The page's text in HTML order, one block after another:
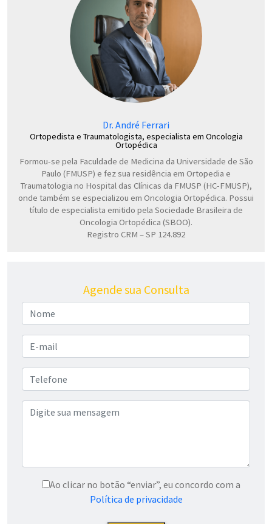
Dr. André Ferrari
Ortopedista e Traumatologista, especialista em Oncologia
Ortopédica
Formou-se pela Faculdade de Medicina da Universidade de São
Paulo (FMUSP) e fez sua residência em Ortopedia e
Traumatologia no Hospital das Clínicas da FMUSP (HC-FMUSP),
onde também se especializou em Oncologia Ortopédica. Possui
título de especialista emitido pela Sociedade Brasileira de
Oncologia Ortopédica (SBOO).
Registro CRM – SP 124.892
Agende sua Consulta
Ao clicar no botão “enviar”, eu concordo com a
Política de privacidade